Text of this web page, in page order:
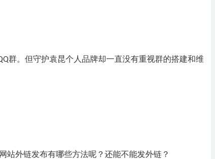
群。但守护袁昆个人品牌却一直没有重视群的搭建和维
站外链发布有哪些方法呢？还能不能发外链？